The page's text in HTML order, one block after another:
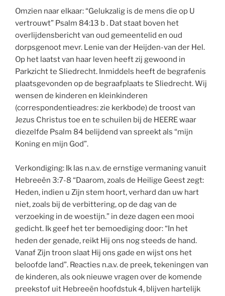
Omzien naar elkaar: “Gelukzalig is de mens die op U
vertrouwt” Psalm 84:13 b . Dat staat boven het
overlijdensbericht van oud gemeentelid en oud
dorpsgenoot mevr. Lenie van der Heijden-van der Hel.
Op het laatst van haar leven heeft zij gewoond in
Parkzicht te Sliedrecht. Inmiddels heeft de begrafenis
plaatsgevonden op de begraafplaats te Sliedrecht. Wij
wensen de kinderen en kleinkinderen
(correspondentieadres: zie kerkbode) de troost van
Jezus Christus toe en te schuilen bij de HEERE waar
diezelfde Psalm 84 belijdend van spreekt als “mijn
Koning en mijn God”.
Verkondiging: Ik las n.a.v. de ernstige vermaning vanuit
Hebreeën 3:7-8 “Daarom, zoals de Heilige Geest zegt:
Heden, indien u Zijn stem hoort, verhard dan uw hart
niet, zoals bij de verbittering, op de dag van de
verzoeking in de woestijn.” in deze dagen een mooi
gedicht. Ik geef het ter bemoediging door: “In het
heden der genade, reikt Hij ons nog steeds de hand.
Vanaf Zijn troon slaat Hij ons gade en wijst ons het
beloofde land”. Reacties n.a.v. de preek, tekeningen van
de kinderen, als ook nieuwe vragen over de komende
preekstof uit Hebreeën hoofdstuk 4, blijven hartelijk